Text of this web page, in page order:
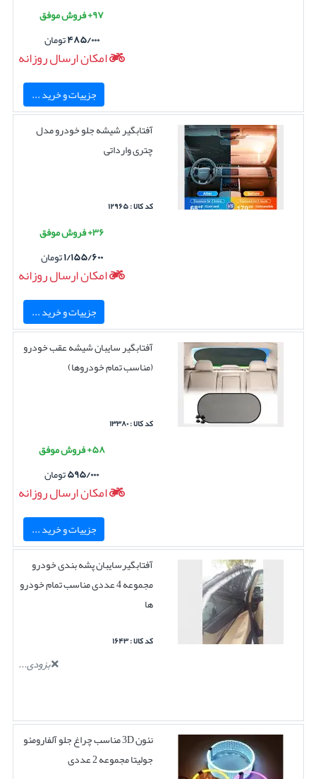
۹۷+ فروش موفق
۴۸۵/۰۰۰تومان
امکان ارسال روزانه
جزییات و خرید ...
آفتابگیر شیشه جلو خودرو مدل
چتری وارداتی
کد کالا : ۱۲۹۶۵
۳۶+ فروش موفق
۱/۱۵۵/۶۰۰تومان
امکان ارسال روزانه
جزییات و خرید ...
آفتابگیر سایبان شیشه عقب خودرو
(مناسب تمام خودروها)
کد کالا : ۱۳۳۸۰
۵۸+ فروش موفق
۵۹۵/۰۰۰تومان
امکان ارسال روزانه
جزییات و خرید ...
آفتابگیرسایبان پشه بندی خودرو
مجموعه 4 عددی مناسب تمام خودرو
ها
کد کالا : ۱۶۴۳
بزودی...
نئون 3D مناسب چراغ جلو آلفارومئو
جولیتا مجموعه 2 عددی